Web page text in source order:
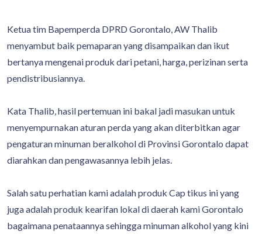
Ketua tim Bapemperda DPRD Gorontalo, AW Thalib
menyambut baik pemaparan yang disampaikan dan ikut
bertanya mengenai produk dari petani, harga, perizinan serta
pendistribusiannya.
Kata Thalib, hasil pertemuan ini bakal jadi masukan untuk
menyempurnakan aturan perda yang akan diterbitkan agar
pengaturan minuman beralkohol di Provinsi Gorontalo dapat
diarahkan dan pengawasannya lebih jelas.
Salah satu perhatian kami adalah produk Cap tikus ini yang
juga adalah produk kearifan lokal di daerah kami Gorontalo
bagaimana penataannya sehingga minuman alkohol yang kini